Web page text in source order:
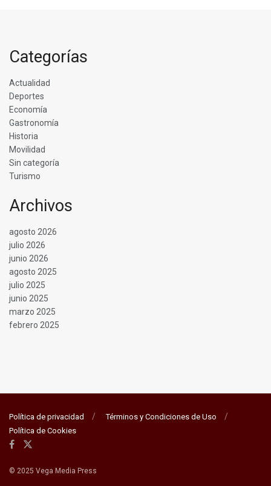
Categorías
Actualidad
Deportes
Economía
Gastronomía
Historia
Movilidad
Sin categoría
Turismo
Archivos
agosto 2026
julio 2026
junio 2026
agosto 2025
julio 2025
junio 2025
marzo 2025
febrero 2025
Política de privacidad
Términos y Condiciones de Uso
Política de Cookies
© 2025 Vega Media Press